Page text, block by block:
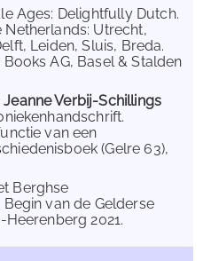
Ages: Delightfully Dutch.
Utrecht,
Leiden, Sluis, Breda.
Books AG, Basel & Stalden
Jeanne Verbij-Schillings
van een
(Gelre 63),
Berghse
van de Gelderse
2021.